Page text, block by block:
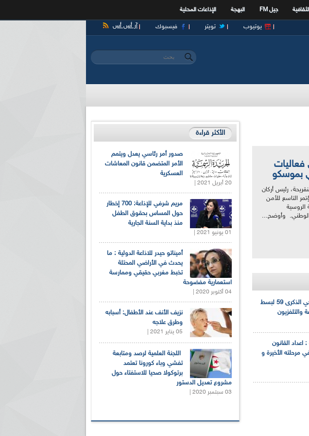
جيل FM البهجة الإذاعات المحلية
آر أس أس فيسبوك تويتر يوتيوب
استمارة البحث
‏بحث ‏
بموسكو
رئيس أركان
التاسع للأمن
الروسية
الوطني. وأوضح...
الإذاعة الجزائرية تحي الذكرى 59 لبسط
والتلفزيون
: اعداد القانون
مرحلته الأخيرة و
الأكثر قراءة
صدور أمر رئاسي يعدل ويتمم
الأمر المتضمن قانون المعاشات
العسكرية
20 أبريل 2021 |
مريم شرفي للإذاعة: 700 إخطار
حول المساس بحقوق الطفل
منذ بداية السنة الجارية
01 يونيو 2021 |
أميناتو حيدر للاذاعة الدولية : ما
يحدث في الأراضي المحتلة
تخبط مغربي حقيقي وممارسة
استعمارية مفضوحة
04 أكتوبر 2020 |
نزيف الأنف عند الأطفال: أسبابه
وطرق علاجه
05 يناير 2021 |
اللجنة العلمية لرصد ومتابعة
تفشي وباء كورونا تعتمد
برتوكولا صحيا للاستفتاء حول
مشروع تعديل الدستور
03 سبتمبر 2020 |